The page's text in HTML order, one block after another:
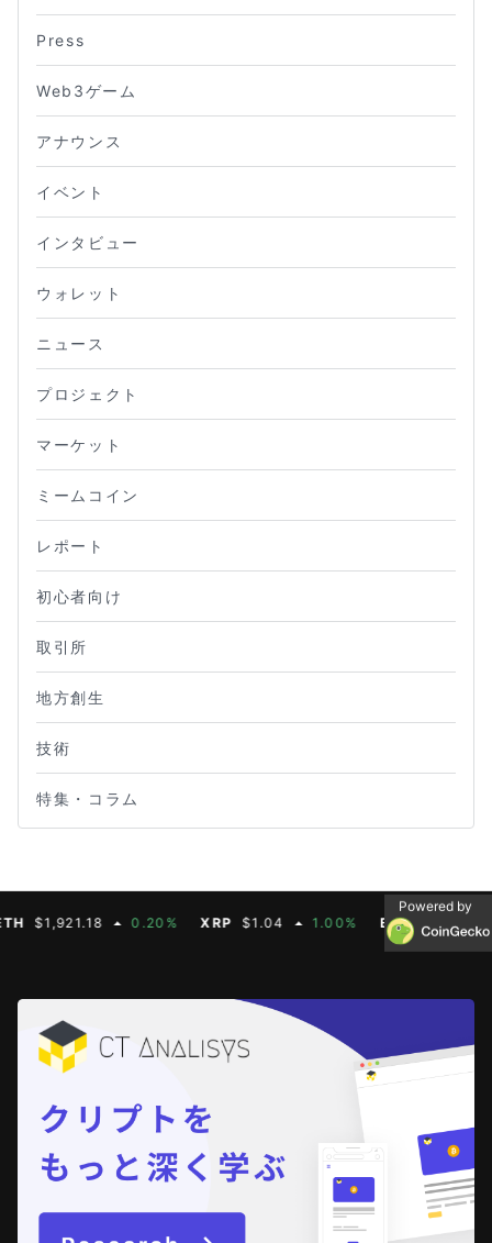
Press
Web3ゲーム
アナウンス
イベント
インタビュー
ウォレット
ニュース
プロジェクト
マーケット
ミームコイン
レポート
初心者向け
取引所
地方創生
技術
特集・コラム
$1,921.18 0.20% XRP $1.04 1.00% BNB $604.50
Powered by